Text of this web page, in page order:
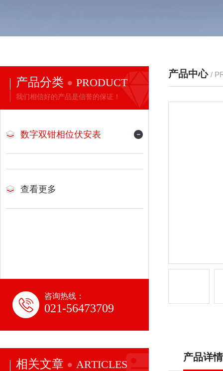
产品分类 PRODUCT
我们相信好的产品是信誉的保证！
数字双钳相位伏安表
查看更多
咨询热线：
021-56473709
相关文章 ARTICLES
产品中心 /
产品详情